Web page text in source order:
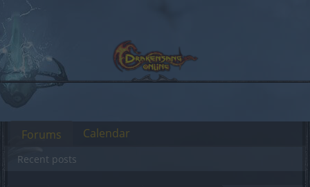
Forums
Recent posts
Calendar